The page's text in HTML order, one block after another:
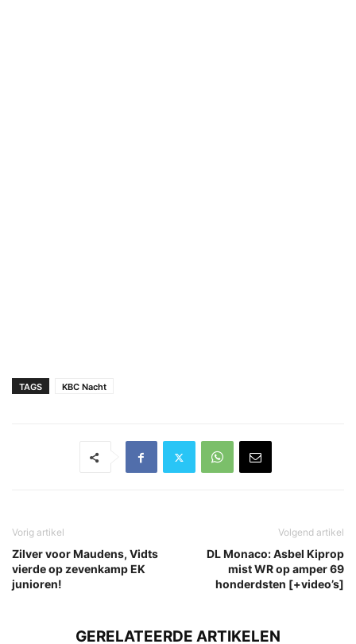
TAGS KBC Nacht
Vorig artikel
Zilver voor Maudens, Vidts
vierde op zevenkamp EK
junioren!
Volgend artikel
DL Monaco: Asbel Kiprop
mist WR op amper 69
honderdsten [+video’s]
GERELATEERDE ARTIKELEN